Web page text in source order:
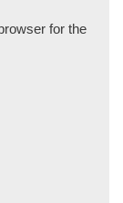
for the